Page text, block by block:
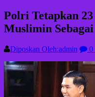
Polri Tetapkan
Muslimin
Diposkan Oleh:admin 0